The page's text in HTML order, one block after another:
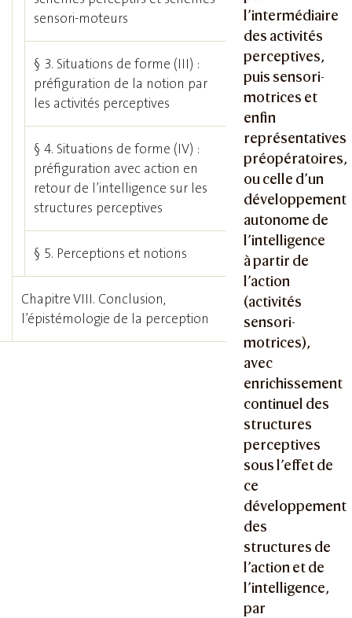
l’intermédiaire
des activités
perceptives,
puis sensori-
motrices et
enfin
représentatives
préopératoires,
ou celle d’un
développement
autonome de
l’intelligence
à partir de
l’action
(activités
sensori-
motrices),
avec
enrichissement
continuel des
structures
perceptives
sous l’effet de
ce
développement
des
structures de
l’action et de
l’intelligence,
par
sensori-moteurs
§ 3. Situations de forme (III) :
préfiguration de la notion par
les activités perceptives
§ 4. Situations de forme (IV) :
préfiguration avec action en
retour de l’intelligence sur les
structures perceptives
§ 5. Perceptions et notions
Chapitre VIII. Conclusion,
l’épistémologie de la perception